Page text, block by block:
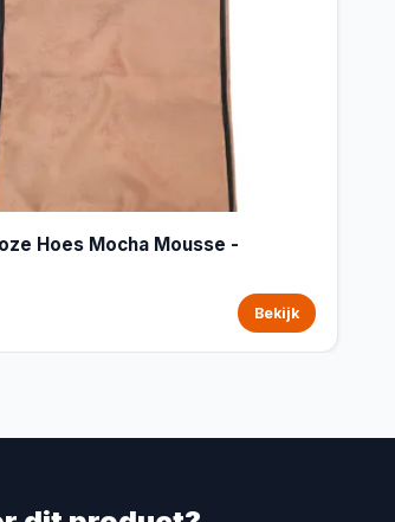
Hoes Mocha Mousse -
Bekijk